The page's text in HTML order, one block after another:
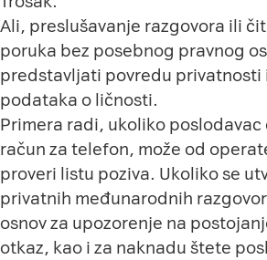
Ali, preslušavanje razgovora ili
poruka bez posebnog pravnog
predstavljati povredu privatnosti
podataka o ličnosti.
Primera radi, ukoliko poslodavac
račun za telefon, može od
proveri listu poziva. Ukoliko se
privatnih međunarodnih
osnov za upozorenje na
otkaz, kao i za naknadu štete